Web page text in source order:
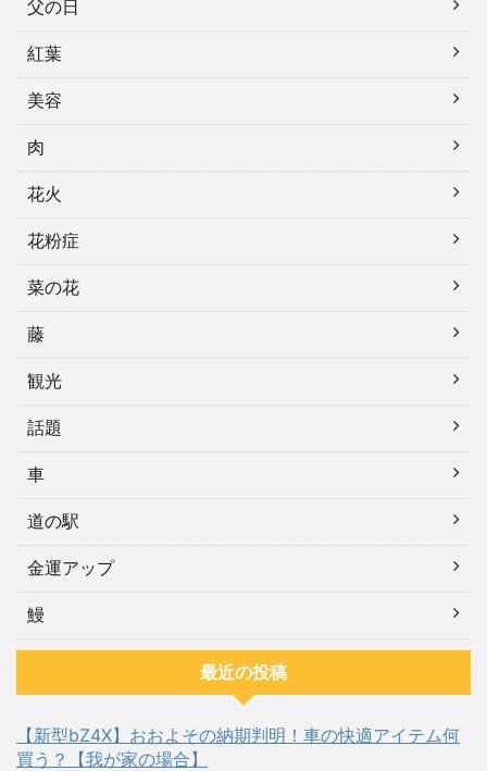
父の日
紅葉
美容
肉
花火
花粉症
菜の花
藤
観光
話題
車
道の駅
金運アップ
鰻
最近の投稿
【新型bZ4X】おおよその納期判明！車の快適アイテム何
買う？【我が家の場合】